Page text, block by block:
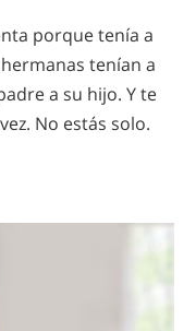
porque tenía a
tenían a
a su hijo. Y te
No estás solo.